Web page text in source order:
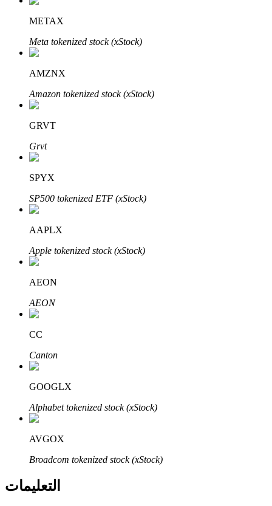
احصل على أرباح طويلة الأجل وفوائد مرنة
تعلم الستاكينغ
تعرف على كيفية كسب الدخل السلبي
METAX
Meta tokenized stock (xStock)
AMZNX
Amazon tokenized stock (xStock)
GRVT
Grvt
SPYX
SP500 tokenized ETF (xStock)
AAPLX
Apple tokenized stock (xStock)
AEON
AEON
CC
Canton
GOOGLX
Alphabet tokenized stock (xStock)
AVGOX
Broadcom tokenized stock (xStock)
التعليمات